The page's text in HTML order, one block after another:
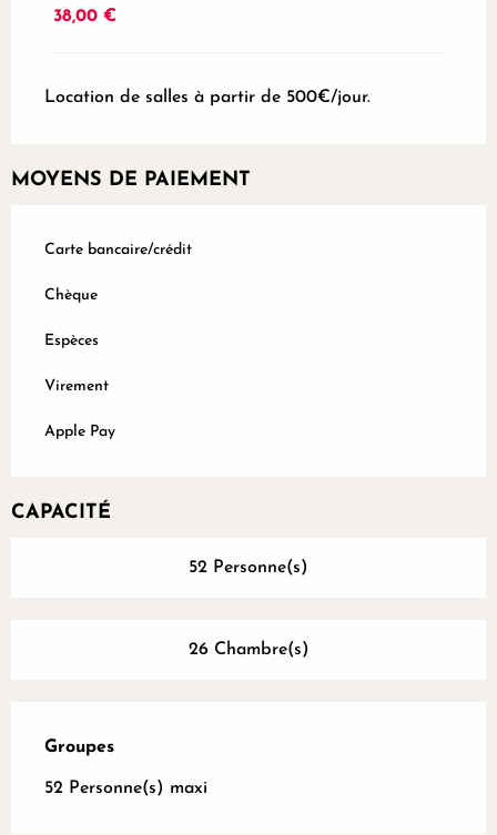
38,00 €
Location de salles à partir de 500€/jour.
MOYENS DE PAIEMENT
Carte bancaire/crédit
Chèque
Espèces
Virement
Apple Pay
CAPACITÉ
52 Personne(s)
26 Chambre(s)
Groupes
Groupes
52 Personne(s) maxi